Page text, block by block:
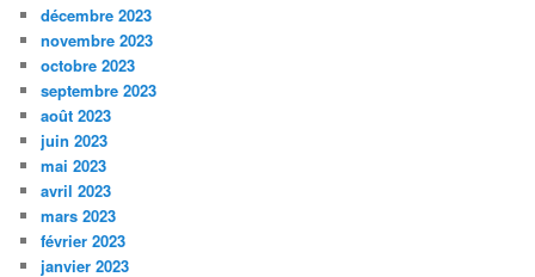
décembre 2023
novembre 2023
octobre 2023
septembre 2023
août 2023
juin 2023
mai 2023
avril 2023
mars 2023
février 2023
janvier 2023